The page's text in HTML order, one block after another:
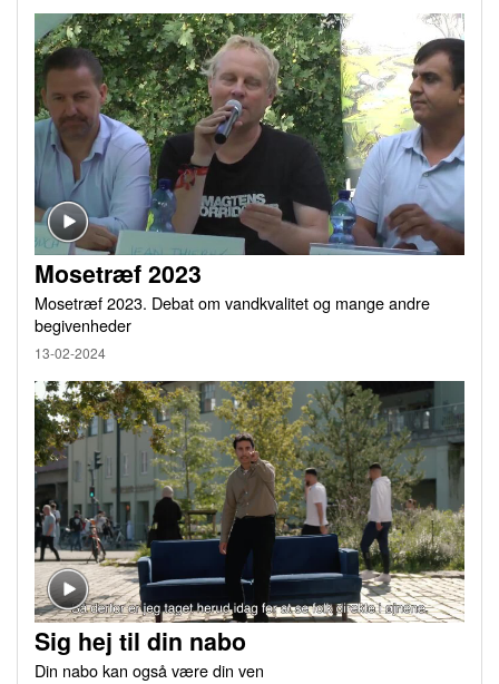
Mosetræf 2023
Mosetræf 2023. Debat om vandkvalitet og mange andre
begivenheder
13-02-2024
Sig hej til din nabo
Din nabo kan også være din ven